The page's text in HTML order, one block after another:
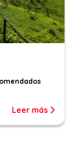
Leer más